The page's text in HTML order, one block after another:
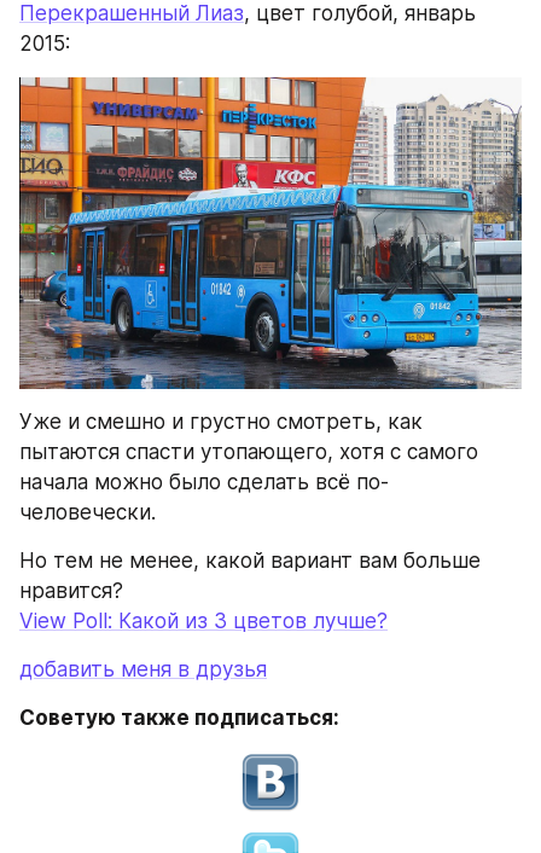
Перекрашенный Лиаз, цвет голубой, январь
2015:
Уже и смешно и грустно смотреть, как
пытаются спасти утопающего, хотя с самого
начала можно было сделать всё по-
человечески.
Но тем не менее, какой вариант вам больше
нравится?
View Poll: Какой из 3 цветов лучше?
добавить меня в друзья
Советую также подписаться: